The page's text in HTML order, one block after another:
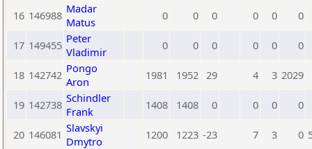
16 146988 Madar
Matus
0 0 0 0 0 0
17 149455 Peter
Vladimir
0 0 0 0 0 0
18 142742 Pongo
Aron
1981 1952 29 4 3 2029
19 142738 Schindler
Frank
1408 1408 0 0 0 0
20 146081 Slavskyi
Dmytro
1200 1223 -23 7 3 0